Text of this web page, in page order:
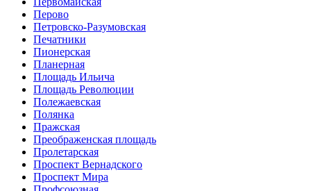
Перово
Петровско-Разумовская
Печатники
Пионерская
Планерная
Площадь Ильича
Площадь Революции
Полежаевская
Полянка
Пражская
Преображенская площадь
Пролетарская
Проспект Вернадского
Проспект Мира